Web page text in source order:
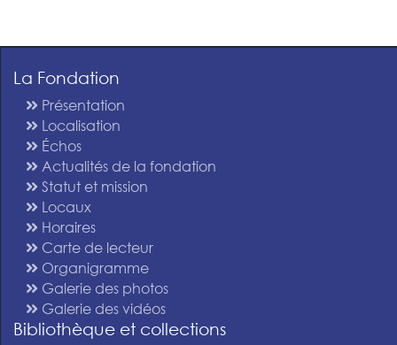
La Fondation
Présentation
Localisation
Échos
Actualités de la fondation
Statut et mission
Locaux
Horaires
Carte de lecteur
Organigramme
Galerie des photos
Galerie des vidéos
Bibliothèque et collections